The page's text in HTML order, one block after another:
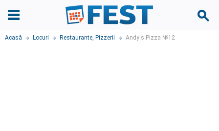
Acasă Locuri Restaurante, Pizzerii Andy's Pizza №12